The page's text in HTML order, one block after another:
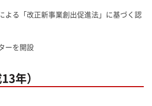
よる「改正新事業創出促進法」に基づく認
ーを開設
年）